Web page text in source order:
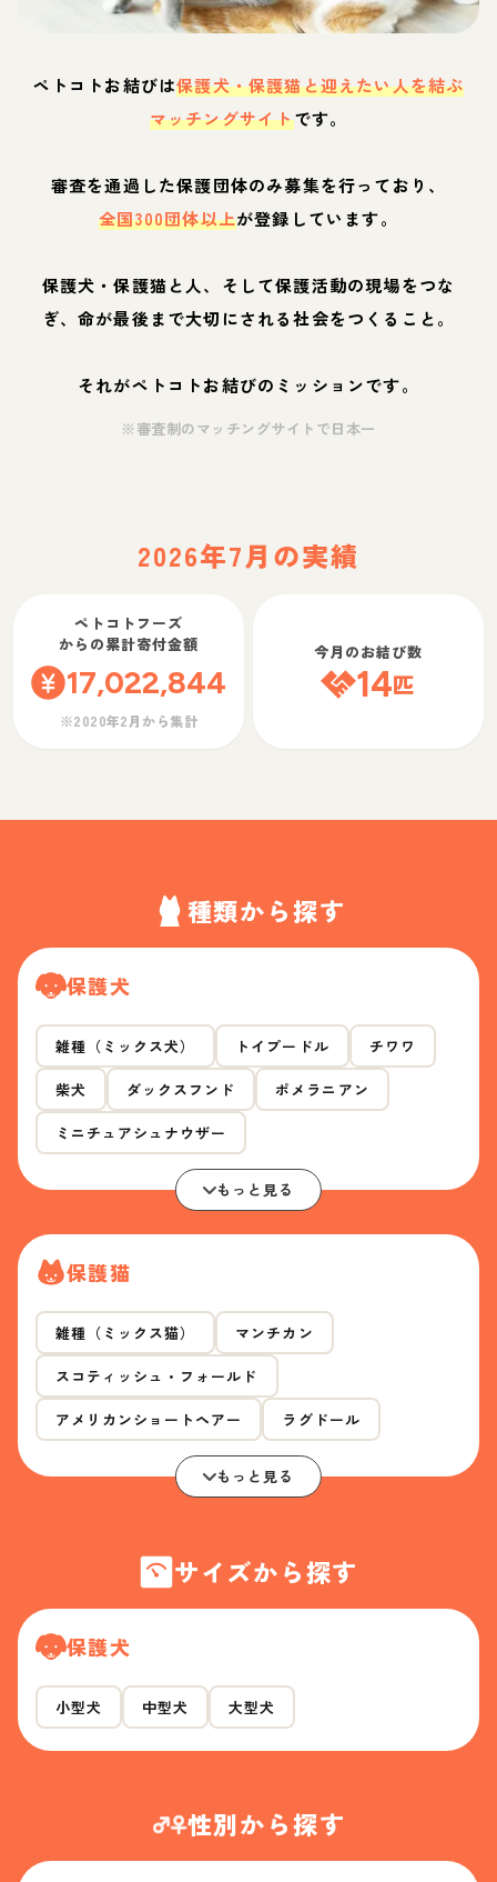
ペトコトお結びは保護犬・保護猫と迎えたい人を結ぶ
マッチングサイトです。
審査を通過した保護団体のみ募集を行っており、
全国300団体以上が登録しています。
保護犬・保護猫と人、そして保護活動の現場をつな
ぎ、命が最後まで大切にされる社会をつくること。
それがペトコトお結びのミッションです。
※審査制のマッチングサイトで日本一
2026年7月の実績
ペトコトフーズ
からの累計寄付金額
17,022,844
※2020年2月から集計
今月のお結び数
14匹
種類から探す
保護犬
雑種（ミックス犬） トイプードル チワワ
柴犬 ダックスフンド ポメラニアン
ミニチュアシュナウザー
もっと見る
保護猫
雑種（ミックス猫） マンチカン
スコティッシュ・フォールド
アメリカンショートヘアー ラグドール
もっと見る
サイズから探す
保護犬
小型犬 中型犬 大型犬
性別から探す